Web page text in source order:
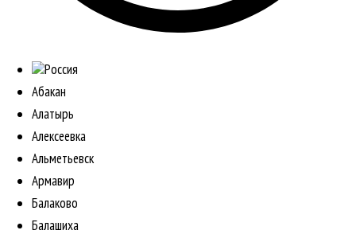
Россия
Абакан
Алатырь
Алексеевка
Альметьевск
Армавир
Балаково
Балашиха